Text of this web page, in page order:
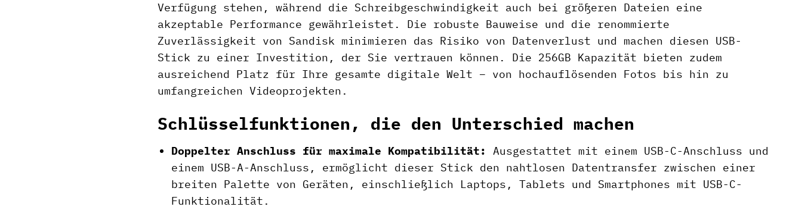
Verfügung stehen, während die Schreibgeschwindigkeit auch bei größeren Dateien eine
akzeptable Performance gewährleistet. Die robuste Bauweise und die renommierte
Zuverlässigkeit von Sandisk minimieren das Risiko von Datenverlust und machen diesen USB-
Stick zu einer Investition, der Sie vertrauen können. Die 256GB Kapazität bieten zudem
ausreichend Platz für Ihre gesamte digitale Welt – von hochauflösenden Fotos bis hin zu
umfangreichen Videoprojekten.
Schlüsselfunktionen, die den Unterschied machen
Doppelter Anschluss für maximale Kompatibilität:
Ausgestattet mit einem USB-C-Anschluss und
einem USB-A-Anschluss, ermöglicht dieser Stick den nahtlosen Datentransfer zwischen einer
breiten Palette von Geräten, einschließlich Laptops, Tablets und Smartphones mit USB-C-
Funktionalität.